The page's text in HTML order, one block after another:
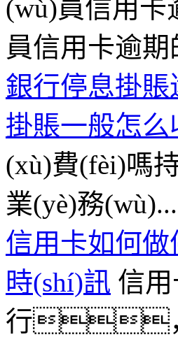
(wù)員信用卡
員信用卡逾期
銀行停息掛
掛賬一般怎
(xù)費(fèi)嗎
業(yè)務(wù)...
信用卡如何
時(shí)訊 信
行，